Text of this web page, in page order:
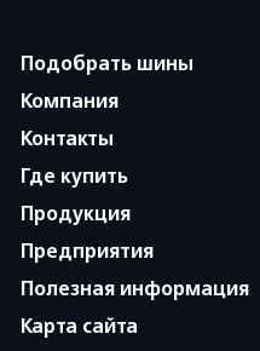
Подобрать шины
Компания
Контакты
Где купить
Продукция
Предприятия
Полезная информация
Карта сайта